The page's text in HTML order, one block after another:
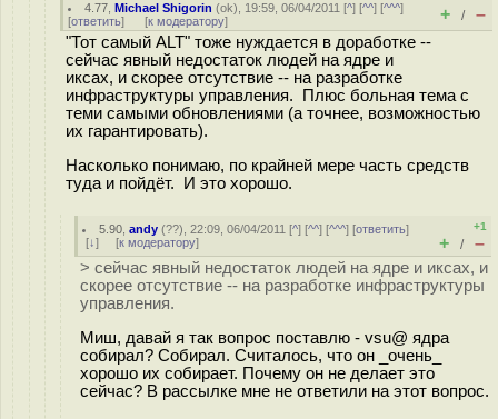
4.77 ,Michael Shigorin (ok), 19:59, 06/04/2011 [^] [^^] [^^^]
[ответить] [к модератору] + / –
"Тот самый ALT" тоже нуждается в доработке --
сейчас явный недостаток людей на ядре и
иксах, и скорее отсутствие -- на разработке
инфраструктуры управления. Плюс больная тема с
теми самыми обновлениями (а точнее, возможностью
их гарантировать).
Насколько понимаю, по крайней мере часть средств
туда и пойдёт. И это хорошо.
5.90 ,andy (??), 22:09, 06/04/2011 [^] [^^] [^^^] [ответить]
[↓] [к модератору]
+1
+ / –
> сейчас явный недостаток людей на ядре и иксах, и
скорее отсутствие -- на разработке инфраструктуры
управления.
Миш, давай я так вопрос поставлю - vsu@ ядра
собирал? Собирал. Считалось, что он _очень_
хорошо их собирает. Почему он не делает это
сейчас? В рассылке мне не ответили на этот вопрос.